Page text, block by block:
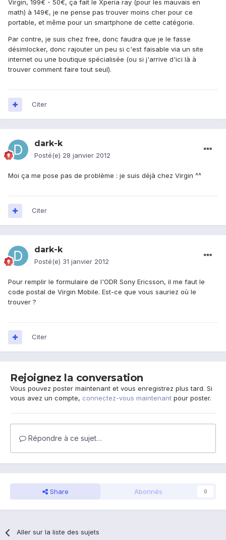
Virgin, 199€ - 50€, ça fait le Xperia ray (pour les mauvais en
math) à 149€, je ne pense pas trouver moins cher pour ce
portable, et même pour un smartphone de cette catégorie.
Par contre, je suis chez free, donc faudra que je le fasse
désimlocker, donc rajouter un peu si c'est faisable via un site
internet ou une boutique spécialisée (ou si j'arrive d'ici là à
trouver comment faire tout seul).
Citer
dark-k
Posté(e) 28 janvier 2012
Moi ça me pose pas de problème : je suis déjà chez Virgin ^^
Citer
dark-k
Posté(e) 31 janvier 2012
Pour remplir le formulaire de l'ODR Sony Ericsson, il me faut le
code postal de Virgin Mobile. Est-ce que vous sauriez où le
trouver ?
Citer
Rejoignez la conversation
Vous pouvez poster maintenant et vous enregistrez plus tard. Si
vous avez un compte, connectez-vous maintenant pour poster.
Répondre à ce sujet…
Share Abonnés 0
Aller sur la liste des sujets